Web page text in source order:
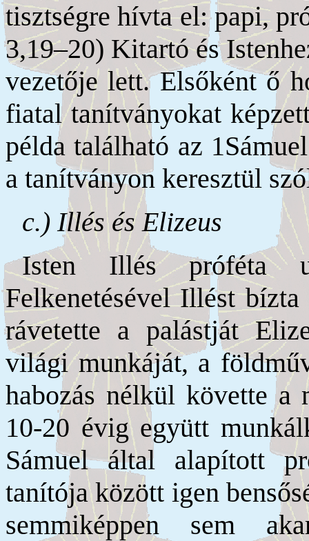
tisztségre hívta el: papi,
3,19–20) Kitartó és
vezetője lett. Elsőként ő
fiatal tanítványokat
példa található az
a tanítványon keresztül
c.) Illés és Elizeus
Isten Illés próféta
Felkenetésével Illést
rávetette a palástját
világi munkáját, a
habozás nélkül követte a
10-20 évig együtt
Sámuel által alapított
tanítója között igen
semmiképpen sem